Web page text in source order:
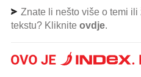
Znate li nešto više o temi
tekstu? Kliknite ovdje.